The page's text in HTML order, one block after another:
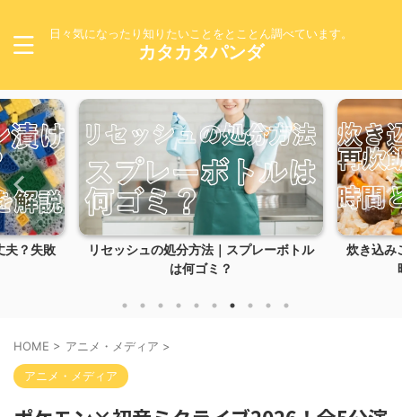
日々気になったり知りたいことをとことん調べています。
カタカタパンダ
ーボトル
炊き込みご飯の失敗は再炊飯で戻せる？
時間と復活方法を解...
パンダフ
HOME > アニメ・メディア >
アニメ・メディア